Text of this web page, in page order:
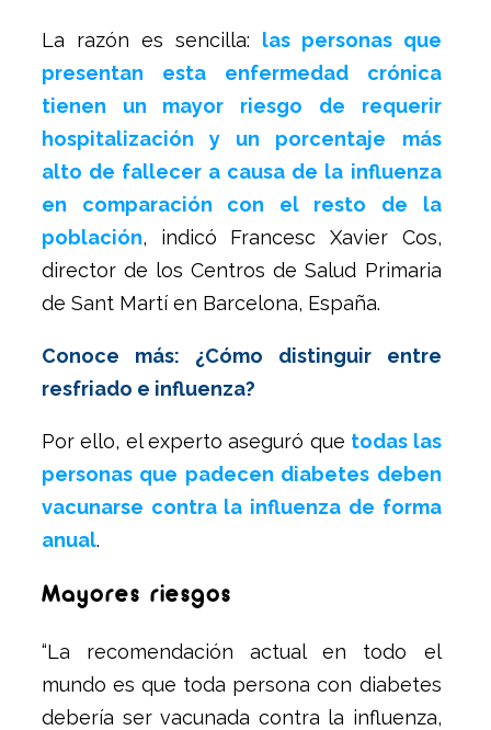
La razón es sencilla: las personas que
presentan esta enfermedad crónica
tienen un mayor riesgo de requerir
hospitalización y un porcentaje más
alto de fallecer a causa de la influenza
en comparación con el resto de la
población, indicó Francesc Xavier Cos,
director de los Centros de Salud Primaria
de Sant Martí en Barcelona, España.
Conoce más: ¿Cómo distinguir entre
resfriado e influenza?
Por ello, el experto aseguró que todas las
personas que padecen diabetes deben
vacunarse contra la influenza de forma
anual.
Mayores riesgos
“La recomendación actual en todo el
mundo es que toda persona con diabetes
debería ser vacunada contra la influenza,